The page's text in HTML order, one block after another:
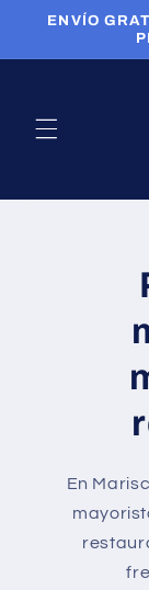
directamente
ENVÍO
En